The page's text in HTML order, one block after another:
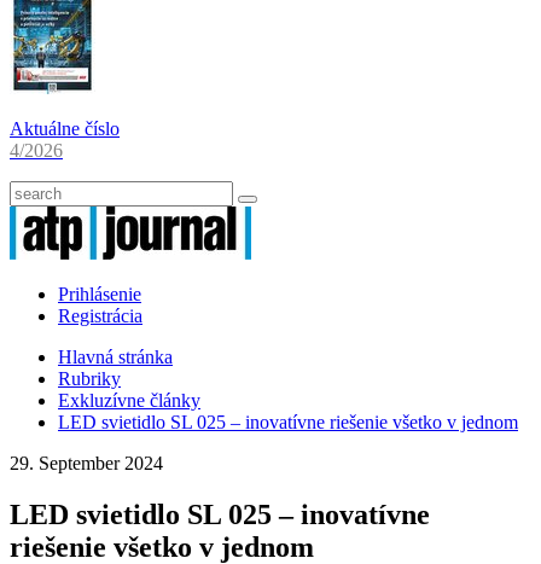
Aktuálne číslo
4/2026
Prihlásenie
Registrácia
Hlavná stránka
Rubriky
Exkluzívne články
LED svietidlo SL 025 – inovatívne riešenie všetko v jednom
29. September 2024
LED svietidlo SL 025 – inovatívne
riešenie všetko v jednom